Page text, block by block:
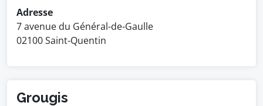
Adresse
7 avenue du Général-de-Gaulle
02100 Saint-Quentin
Grougis